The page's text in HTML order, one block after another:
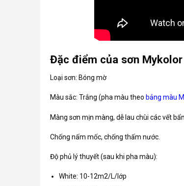
Đặc điểm của sơn Mykolor
Loại sơn: Bóng mờ
Màu sắc: Trắng (pha màu theo bảng màu
Màng sơn mịn màng, dễ lau chùi các vết bẩn.
Chống nấm mốc, chống thấm nước.
Độ phủ lý thuyết (sau khi pha màu):
White: 10-12m2/L/lớp